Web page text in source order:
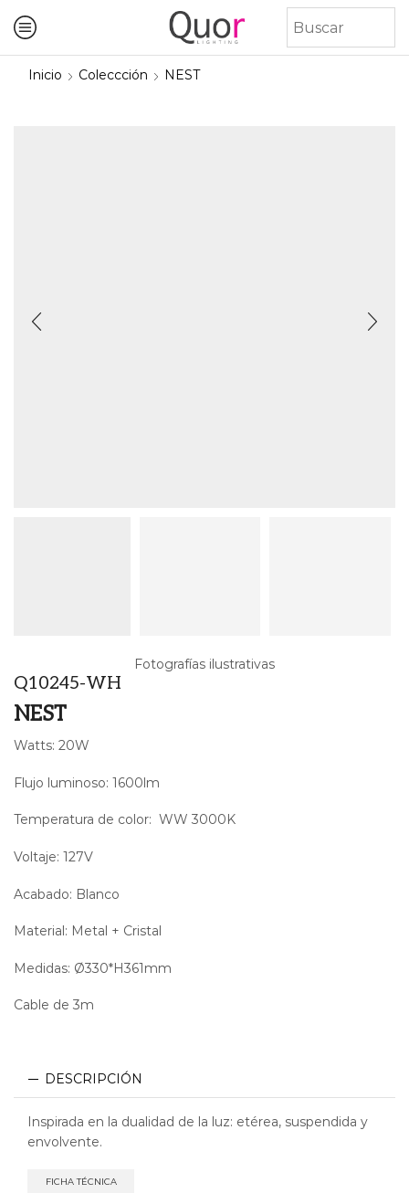
Inicio Coleccción NEST
Fotografías ilustrativas
Q10245-WH
NEST
Watts: 20W
Flujo luminoso: 1600lm
Temperatura de color: WW 3000K
Voltaje: 127V
Acabado: Blanco
Material: Metal + Cristal
Medidas: Ø330*H361mm
Cable de 3m
DESCRIPCIÓN
Inspirada en la dualidad de la luz: etérea, suspendida y
envolvente.
FICHA TÉCNICA